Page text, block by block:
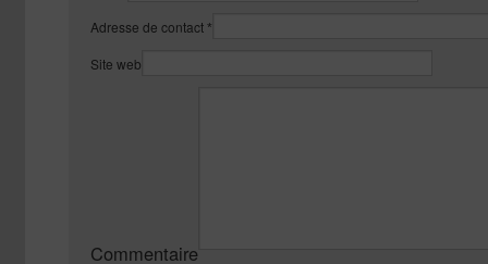
Adresse de contact *
Site web
Commentaire